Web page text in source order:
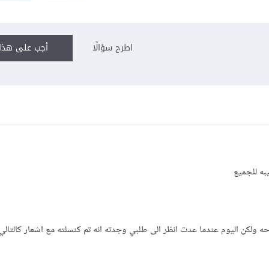
أجب على اطرح سؤالًا
للجميع
ولكن اليوم عندما عدت انظر الى طلبي وجدته انه تم كنسلته مع اشعار